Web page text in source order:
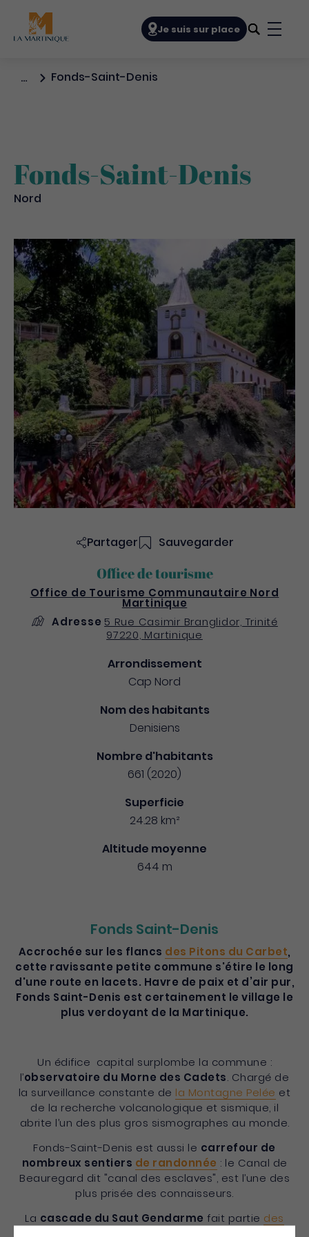
Je suis sur place
… Fonds-Saint-Denis
Fonds-Saint-Denis
Nord
Fonds Saint-Denis
Accrochée sur les flancs des Pitons du Carbet,
cette ravissante petite commune s'étire le long
d'une route en lacets. Havre de paix et d’air pur,
Fonds Saint-Denis est certainement le village le
plus verdoyant de la Martinique.
Un édifice capital surplombe la commune :
l’observatoire du Morne des Cadets. Chargé de
la surveillance constante de la Montagne Pelée et
de la recherche volcanologique et sismique, il
abrite l’un des plus gros sismographes au monde.
Fonds-Saint-Denis est aussi le carrefour de
nombreux sentiers de randonnée : le Canal de
Beauregard dit "canal des esclaves", est l’une des
plus prisée des connaisseurs.
La cascade du Saut Gendarme fait partie des
Partager Sauvegarder
Office de tourisme
Office de Tourisme Communautaire Nord
Martinique
Adresse 5 Rue Casimir Branglidor, Trinité
97220, Martinique
Arrondissement
Cap Nord
Nom des habitants
Denisiens
Nombre d'habitants
661 (2020)
Superficie
24.28 km²
Altitude moyenne
644 m